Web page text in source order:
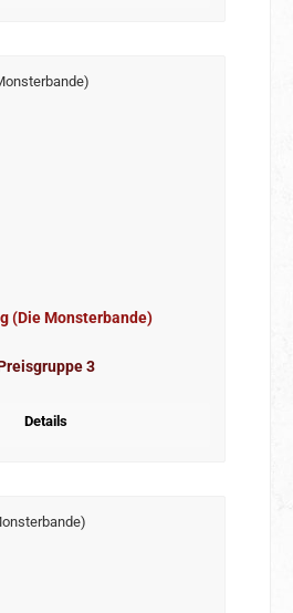
(Die Monsterbande)
3
Details